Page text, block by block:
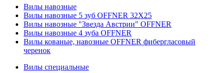
Вилы навозные
Вилы навозные 5 зуб OFFNER 32X25
Вилы навозные "Звезда Австрии" OFFNER
Вилы навозные 4 зуба OFFNER
Вилы кованые, навозные OFFNER фибергласовый
черенок
Вилы специальные